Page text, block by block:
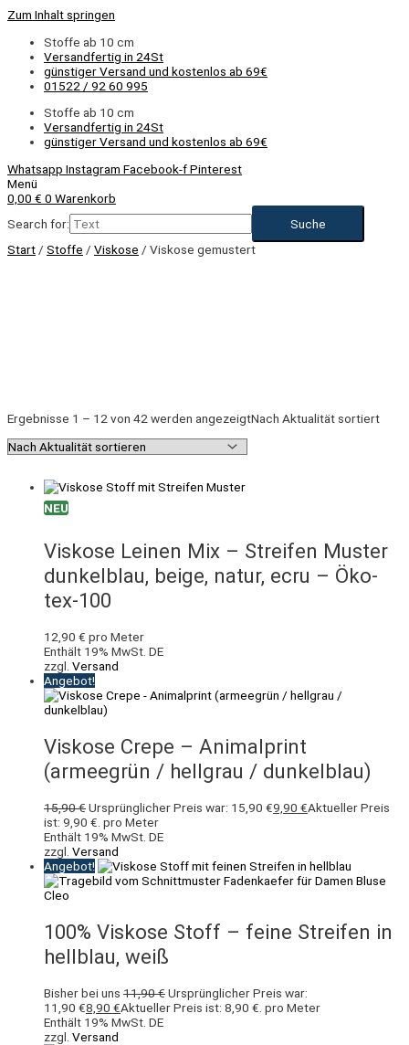
Zum Inhalt springen
Stoffe ab 10 cm
Versandfertig in 24St
günstiger Versand und kostenlos ab 69€
01522 / 92 60 995
Stoffe ab 10 cm
Versandfertig in 24St
günstiger Versand und kostenlos ab 69€
Whatsapp Instagram Facebook-fPinterest
Menü
0,00 € 0 Warenkorb
Search for:
Start / Stoffe / Viskose / Viskose gemustert
Ergebnisse 1 – 12 von 42 werden angezeigtNach Aktualität sortiert
NEU
Viskose Leinen Mix – Streifen Muster
dunkelblau, beige, natur, ecru – Öko-
tex-100
12,90 € pro Meter
Enthält 19% MwSt. DE
zzgl. Versand
Angebot!
Viskose Crepe – Animalprint
(armeegrün / hellgrau / dunkelblau)
15,90€Ursprünglicher Preis war: 15,90 €9,90 €Aktueller Preis
ist: 9,90 €. pro Meter
Enthält 19% MwSt. DE
zzgl. Versand
Angebot!
100% Viskose Stoff – feine Streifen in
hellblau, weiß
Bisher bei uns 11,90€Ursprünglicher Preis war:
11,90 €8,90 €Aktueller Preis ist: 8,90 €. pro Meter
Enthält 19% MwSt. DE
zzgl. Versand